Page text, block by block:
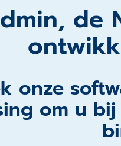
de
onze
om u